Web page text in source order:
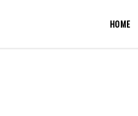
HOME